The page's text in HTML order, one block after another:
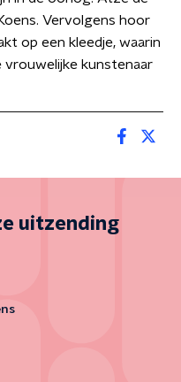
Vervolgens hoor
op een kleedje, waarin
vrouwelijke kunstenaar
uitzending